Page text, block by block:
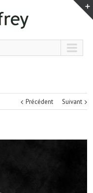
Précédent Suivant